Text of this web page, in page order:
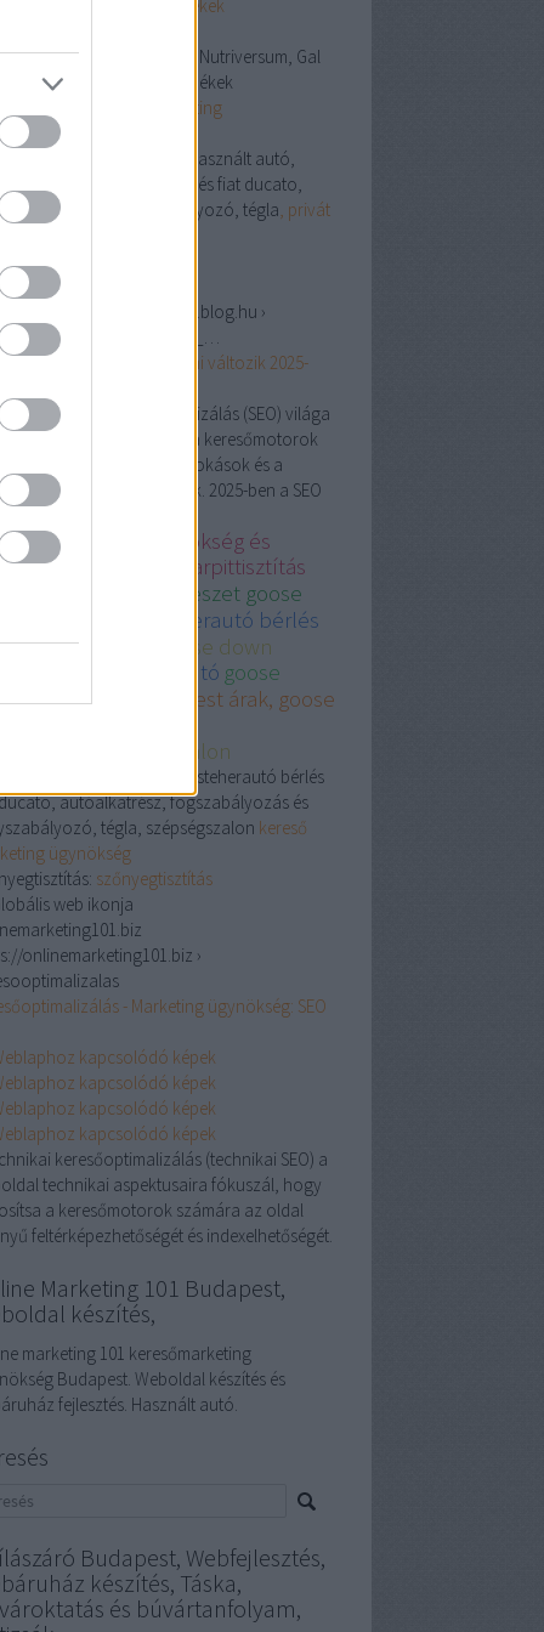
gymbeam termékek
fogvédő, Gymbeam, Nutriversum, Gal
multivitamin termékek
Linkedin Marketing
használt autó,
down, kisteherautó bérlés fiat ducato,
és fogyszabályozó, tégla, privát
keresomarketingvideok.blog.hu ›
jövője: mi változik 2025-
jún. 23.,
· A keresőoptimalizálás (SEO) világa
fejlődik, ahogy a keresőmotorok
a felhasználói szokások és a
trendek változnak. 2025-ben a SEO
marketing ügynökség és
autó
legjobb karpittisztítás
plasztikaisebeszet goose
fiat ducato kisteherautó bérlés
and goose down
használt autó goose
comforter
Budapest árak, goose
Goose down, kisteherautó bérlés
autóalkatrész, fogszabályozás és
tégla, szépségszalon kereső
ügynökség
szőnyegtisztítás
onlinemarketing101.biz ›
- Marketing ügynökség: SEO
keresőoptimalizálás (technikai SEO) a
technikai aspektusaira fókuszál, hogy
a keresőmotorok számára az oldal
feltérképezhetőségét és indexelhetőségét.
Marketing 101 Budapest,
készítés,
marketing 101 keresőmarketing
Budapest. Weboldal készítés és
fejlesztés. Használt autó.
Budapest, Webfejlesztés,
készítés, Táska,
és búvártanfolyam,